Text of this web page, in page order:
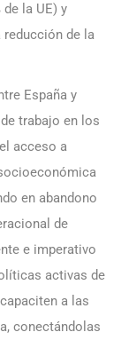
de la UE) y
de la
España y
trabajo en los
acceso a
en abandono
de
e imperativo
activas de
a las
conectándolas